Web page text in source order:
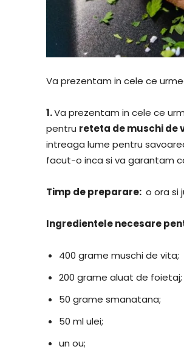
Va prezentam in cele ce
1.Va prezentam in cele ce
pentru ​reteta de muschi de
intreaga lume pentru
facut-o inca si va garantam
​Timp de preparare: o ora
​Ingredientele necesare
400 grame muschi de vita;
200 grame aluat de foietaj;
50 grame smanatana;
50 ml ulei;
un ou;